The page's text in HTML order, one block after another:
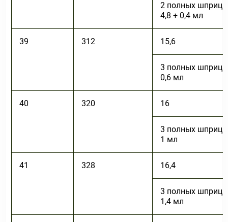
2 полных шприца
4,8 + 0,4 мл
39 312 15,6
3 полных шприца
0,6 мл
40 320 16
3 полных шприца
1 мл
41 328 16,4
3 полных шприца
1,4 мл